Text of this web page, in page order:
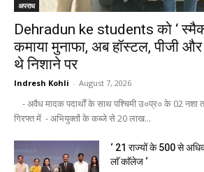
अपराध
Dehradun ke students को ‘
कमाया मुनाफा, अब हॉस्टल, पीजी
थे निशाने पर
Indresh Kohli - August 7, 2026
- अवैध मादक पदार्थों के साथ पश्चिमी उ०प्र० के 02
गिरफ्त में - अभियुक्तों के कब्जे से 20 लाख...
‘ 21 राज्यों के 500 से
लाॅ काॅलेज ‘